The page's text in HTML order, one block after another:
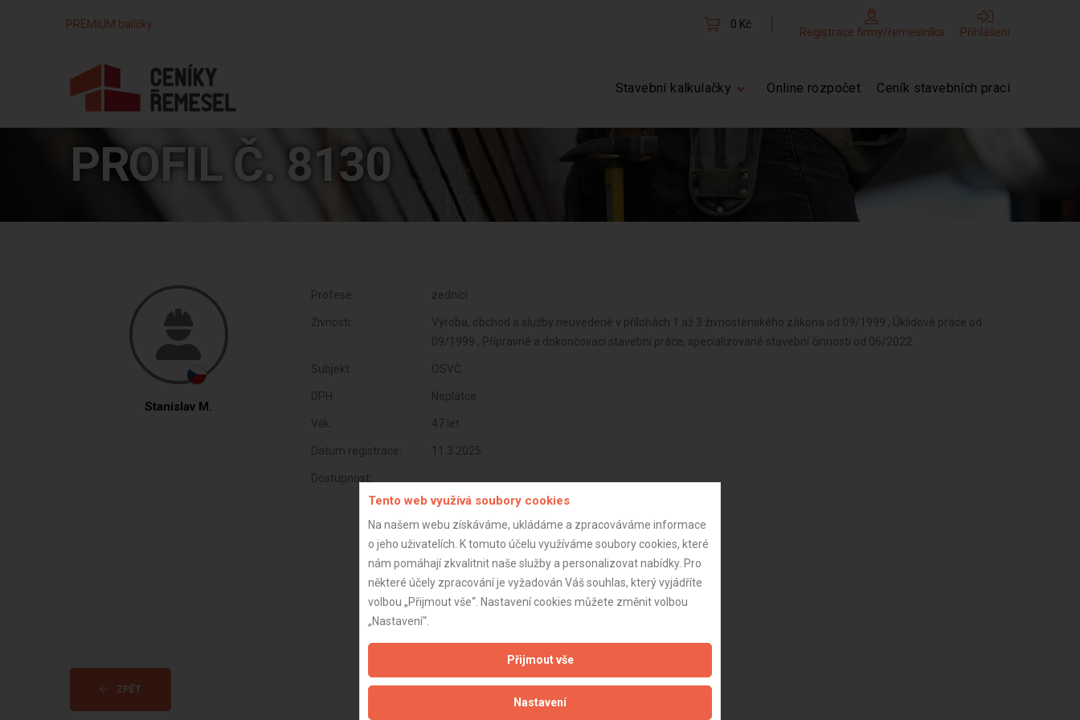
PREMIUM balíčky 0 Kč
Registrace firmy/řemeslníka Přihlášení
Stavební kalkulačky Online rozpočet Ceník stavebních prací
PROFIL Č. 8130
Stanislav M.
Profese: zedníci
Živnosti:
Výroba, obchod a služby neuvedené v přílohách 1 až 3 živnostenského zákona od 09/1999 , Úklidové práce od
09/1999 , Přípravné a dokončovací stavební práce, specializované stavební činnosti od 06/2022
Subjekt: OSVČ
DPH: Neplátce
Věk: 47 let
Datum registrace: 11.3.2025
Dostupnost:
ZPĚT
Tento web využívá soubory cookies
Na našem webu získáváme, ukládáme a zpracováváme informace
o jeho uživatelích. K tomuto účelu využíváme soubory cookies, které
nám pomáhají zkvalitnit naše služby a personalizovat nabídky. Pro
některé účely zpracování je vyžadován Váš souhlas, který vyjádříte
volbou „Přijmout vše“. Nastavení cookies můžete změnit volbou
„Nastavení“.
Přijmout vše
Nastavení